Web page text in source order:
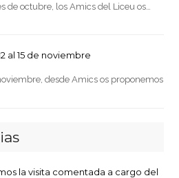
de octubre, los Amics del Liceu os…
al 15 de noviembre
desde Amics os proponemos
la visita comentada a cargo del